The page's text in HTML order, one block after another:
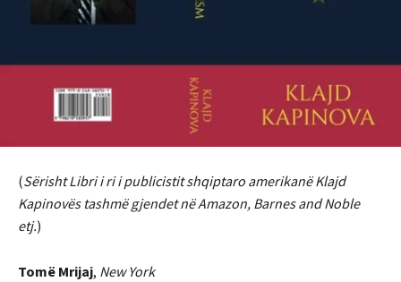
(Sërisht Libri i ri i publicistit shqiptaro amerikanë Klajd
Kapinovës tashmë gjendet në Amazon, Barnes and Noble
etj.)
Tomë Mrijaj, New York